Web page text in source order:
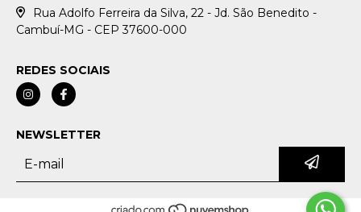
Rua Adolfo Ferreira da Silva, 22 - Jd. São Benedito -
Cambuí-MG - CEP 37600-000
REDES SOCIAIS
NEWSLETTER